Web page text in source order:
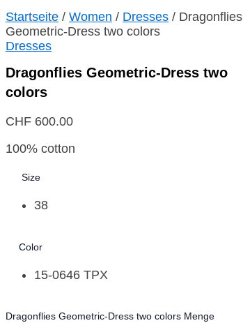
Startseite / Women / Dresses / Dragonflies
Geometric-Dress two colors
Dresses
Dragonflies Geometric-Dress two
colors
CHF 600.00
100% cotton
Size
38
Color
15-0646 TPX
Dragonflies Geometric-Dress two colors Menge